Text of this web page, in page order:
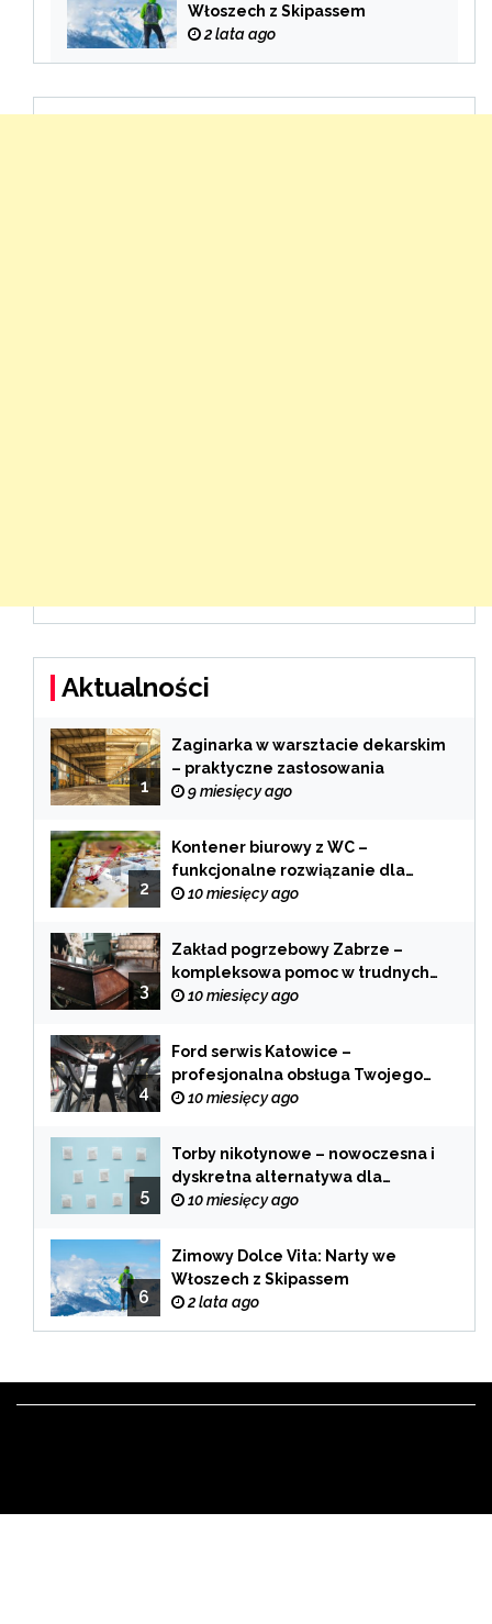
Włoszech z Skipassem
2 lata ago
Aktualności
1
Zaginarka w warsztacie dekarskim
– praktyczne zastosowania
9 miesięcy ago
2
Kontener biurowy z WC –
funkcjonalne rozwiązanie dla
każdej branży
10 miesięcy ago
3
Zakład pogrzebowy Zabrze –
kompleksowa pomoc w trudnych
chwilach
10 miesięcy ago
4
Ford serwis Katowice –
profesjonalna obsługa Twojego
samochodu
10 miesięcy ago
5
Torby nikotynowe – nowoczesna i
dyskretna alternatywa dla
tradycyjnego palenia
10 miesięcy ago
6
Zimowy Dolce Vita: Narty we
Włoszech z Skipassem
2 lata ago